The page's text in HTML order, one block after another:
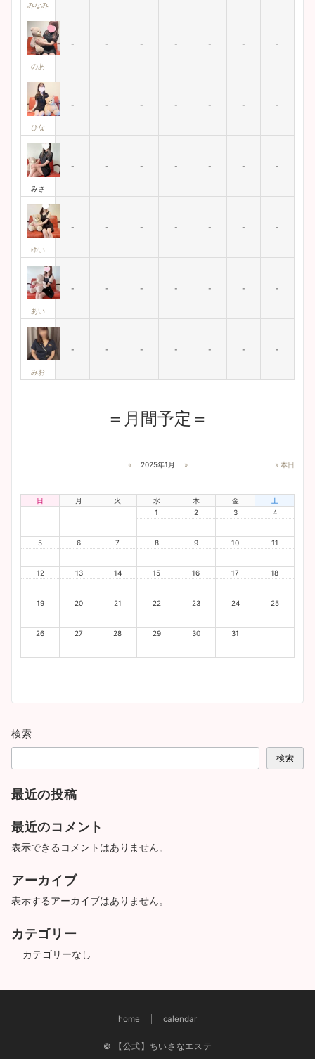
みなみ
のあ
- - - - - - -
ひな
- - - - - - -
みさ
- - - - - - -
ゆい
- - - - - - -
あい
- - - - - - -
みお
- - - - - - -
＝月間予定＝
« 2025年1月 » » 本日
日 月 火 水 木 金
土
1
2 3 4
5 6 7 8 9 10 11
12 13 14 15 16 17 18
19 20 21 22 23 24 25
26 27 28 29 30 31
検索
検索
最近の投稿
最近のコメント
表示できるコメントはありません。
アーカイブ
表示するアーカイブはありません。
カテゴリー
カテゴリーなし
home calendar
© 【公式】ちいさなエステ